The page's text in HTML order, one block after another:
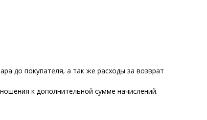
до покупателя, а так же расходы за возврат
к дополнительной сумме начислений.